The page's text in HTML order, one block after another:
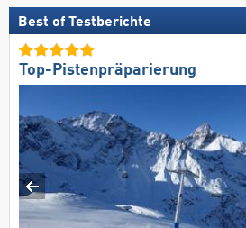
Best of Testberichte
Top-Pistenpräparierung